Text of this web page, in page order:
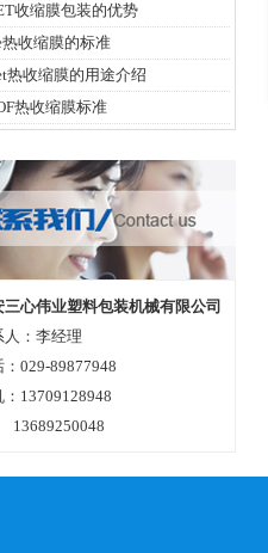
收缩膜包装的优势
热收缩膜的标准
热收缩膜的用途介绍
热收缩膜标准
三心伟业塑料包装机械有限公司
人：李经理
：029-89877948
：13709128948